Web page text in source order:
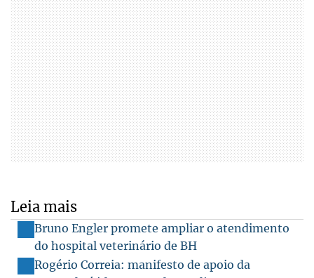
Leia mais
Bruno Engler promete ampliar o atendimento
do hospital veterinário de BH
Rogério Correia: manifesto de apoio da